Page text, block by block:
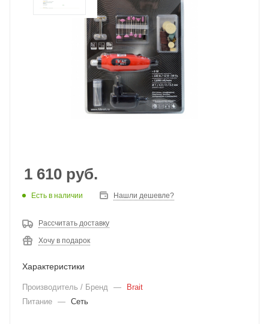
1 610 руб.
Есть в наличии Нашли дешевле?
Рассчитать доставку
Хочу в подарок
Характеристики
Производитель / Бренд —
Brait
Питание — Сеть